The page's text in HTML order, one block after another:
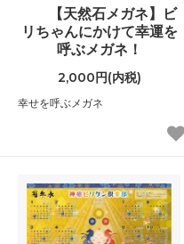
【天然石メガネ】ビ
リちゃんにかけて幸運を
呼ぶメガネ！
2,000円(内税)
幸せを呼ぶメガネ